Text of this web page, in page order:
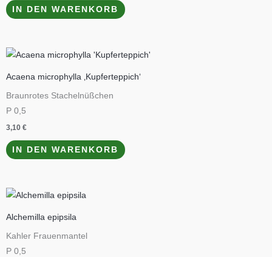
IN DEN WARENKORB
Acaena microphylla ‚Kupferteppich‘
Braunrotes Stachelnüßchen
P 0,5
3,10 €
IN DEN WARENKORB
Alchemilla epipsila
Kahler Frauenmantel
P 0,5